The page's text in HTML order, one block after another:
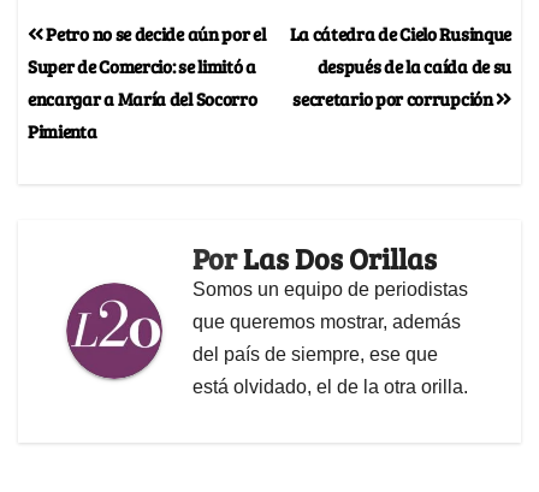
La cátedra de Cielo Rusinque
después de la caída de su
secretario por corrupción
Petro no se decide aún por el
Super de Comercio: se limitó a
encargar a María del Socorro
Pimienta
PorLas Dos Orillas
Somos un equipo de periodistas
que queremos mostrar, además
del país de siempre, ese que
está olvidado, el de la otra orilla.